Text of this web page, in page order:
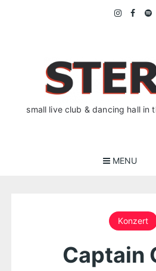
small live club & dancing hall in
MENU
Konzert
Captain